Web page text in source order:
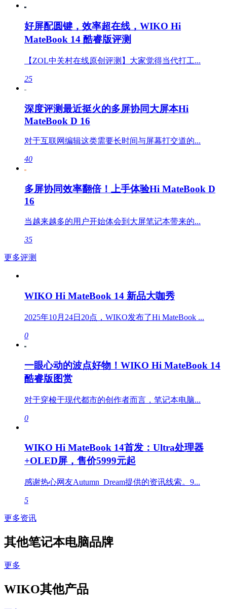
好屏配圆键，效率超在线，WIKO Hi
MateBook 14 酷睿版评测
【ZOL中关村在线原创评测】大家觉得当代打工...
25
深度评测最近挺火的多屏协同大屏本Hi
MateBook D 16
对于互联网编辑这类需要长时间与屏幕打交道的...
40
多屏协同效率翻倍！上手体验Hi MateBook D
16
当越来越多的用户开始体会到大屏笔记本带来的...
35
更多评测
WIKO Hi MateBook 14 新品大咖秀
2025年10月24日20点，WIKO发布了Hi MateBook ...
0
一眼心动的波点好物！WIKO Hi MateBook 14
酷睿版图赏
对于穿梭于现代都市的创作者而言，笔记本电脑...
0
WIKO Hi MateBook 14首发：Ultra处理器
+OLED屏，售价5999元起
感谢热心网友Autumn_Dream提供的资讯线索。9...
5
更多资讯
其他笔记本电脑品牌
更多
WIKO其他产品